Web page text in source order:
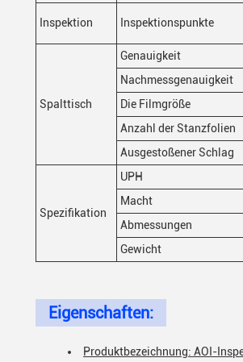
Inspektion Inspektionspunkte
Spalttisch
Genauigkeit
Nachmessgenauigkeit
Die Filmgröße
Anzahl der Stanzfolien
Ausgestoßener Schlag
Spezifikation
UPH
Macht
Abmessungen
Gewicht
Eigenschaften:
Produktbezeichnung: AOI-